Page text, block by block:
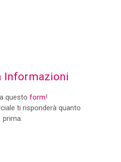
Informazioni
questoform!
ti risponderà quanto
prima.